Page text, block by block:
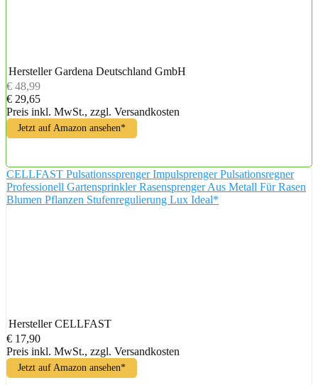
Hersteller Gardena Deutschland GmbH
€ 48,99
€ 29,65
Preis inkl. MwSt., zzgl. Versandkosten
Jetzt auf Amazon ansehen*
CELLFAST Pulsationssprenger Impulsprenger Pulsationsregner
Professionell Gartensprinkler Rasensprenger Aus Metall Für Rasen
Blumen Pflanzen Stufenregulierung Lux Ideal*
Hersteller CELLFAST
€ 17,90
Preis inkl. MwSt., zzgl. Versandkosten
Jetzt auf Amazon ansehen*